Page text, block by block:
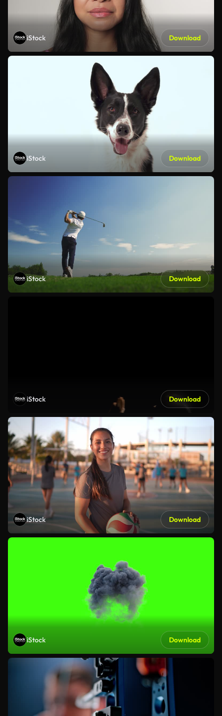
iStock Download
iStock Download
iStock Download
iStock Download
iStock Download
iStock Download